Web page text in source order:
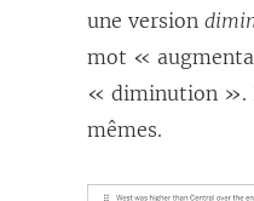
une version
mot «
« diminution ».
mêmes.